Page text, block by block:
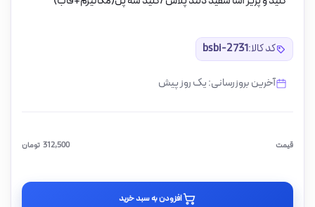
کد کالا:bsbi-2731
آخرین بروزرسانی: یک روز پیش
قیمت تومان 312,500
افزودن به سبد خرید